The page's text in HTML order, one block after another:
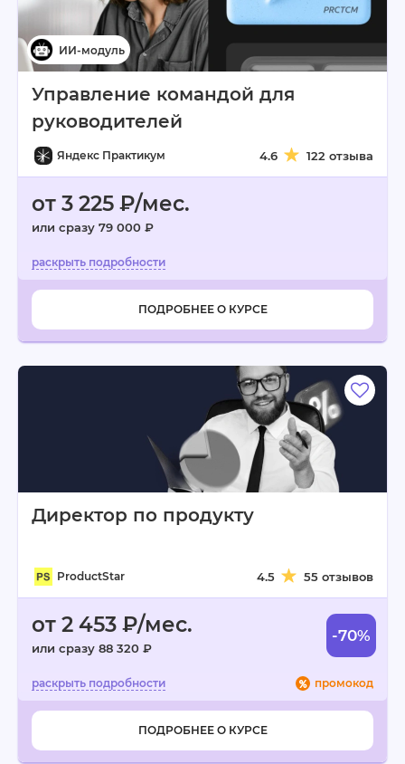
Управление командой для
руководителей
Яндекс Практикум 4.6 122 отзыва
от 3 225 ₽/мес.
или сразу 79 000 ₽
ПОДРОБНЕЕ О КУРСЕ
Директор по продукту
ProductStar 4.5 55 отзывов
от 2 453 ₽/мес.
или сразу 88 320 ₽
-70%
промокод
ПОДРОБНЕЕ О КУРСЕ